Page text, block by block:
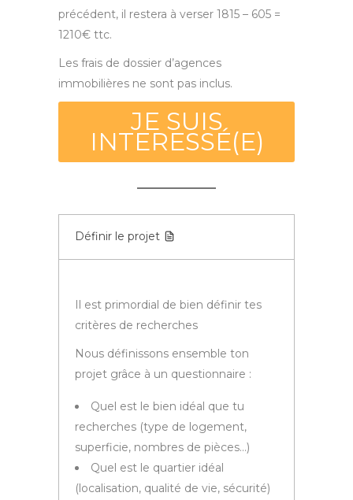
précédent, il restera à verser 1815 – 605 =
1210€ ttc.
Les frais de dossier d’agences
immobilières ne sont pas inclus.
JE SUIS
INTERESSÉ(E)
Définir le projet
Il est primordial de bien définir tes
critères de recherches
Nous définissons ensemble ton
projet grâce à un questionnaire :
Quel est le bien idéal que tu
recherches (type de logement,
superficie, nombres de pièces…)
Quel est le quartier idéal
(localisation, qualité de vie, sécurité)